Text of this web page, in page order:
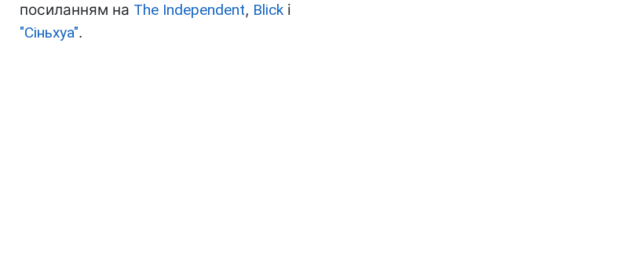
посиланням на The Independent, Blick і
"Сіньхуа".